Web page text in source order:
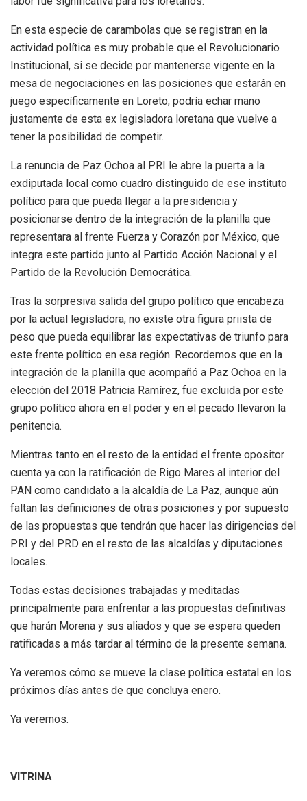
En esta especie de carambolas que se registran en la
actividad política es muy probable que el Revolucionario
Institucional, si se decide por mantenerse vigente en la
mesa de negociaciones en las posiciones que estarán en
juego específicamente en Loreto, podría echar mano
justamente de esta ex legisladora loretana que vuelve a
tener la posibilidad de competir.
La renuncia de Paz Ochoa al PRI le abre la puerta a la
exdiputada local como cuadro distinguido de ese instituto
político para que pueda llegar a la presidencia y
posicionarse dentro de la integración de la planilla que
representara al frente Fuerza y Corazón por México, que
integra este partido junto al Partido Acción Nacional y el
Partido de la Revolución Democrática.
Tras la sorpresiva salida del grupo político que encabeza
por la actual legisladora, no existe otra figura priista de
peso que pueda equilibrar las expectativas de triunfo para
este frente político en esa región. Recordemos que en la
integración de la planilla que acompañó a Paz Ochoa en la
elección del 2018 Patricia Ramírez, fue excluida por este
grupo político ahora en el poder y en el pecado llevaron la
penitencia.
Mientras tanto en el resto de la entidad el frente opositor
cuenta ya con la ratificación de Rigo Mares al interior del
PAN como candidato a la alcaldía de La Paz, aunque aún
faltan las definiciones de otras posiciones y por supuesto
de las propuestas que tendrán que hacer las dirigencias del
PRI y del PRD en el resto de las alcaldías y diputaciones
locales.
Todas estas decisiones trabajadas y meditadas
principalmente para enfrentar a las propuestas definitivas
que harán Morena y sus aliados y que se espera queden
ratificadas a más tardar al término de la presente semana.
Ya veremos cómo se mueve la clase política estatal en los
próximos días antes de que concluya enero.
Ya veremos.
VITRINA